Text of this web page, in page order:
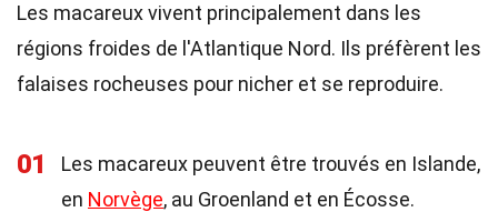
Les macareux vivent principalement dans les
régions froides de l'Atlantique Nord. Ils préfèrent les
falaises rocheuses pour nicher et se reproduire.
01
Les macareux peuvent être trouvés en Islande,
en Norvège, au Groenland et en Écosse.